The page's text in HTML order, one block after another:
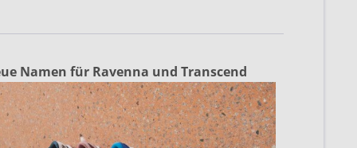
Namen für Ravenna und Transcend